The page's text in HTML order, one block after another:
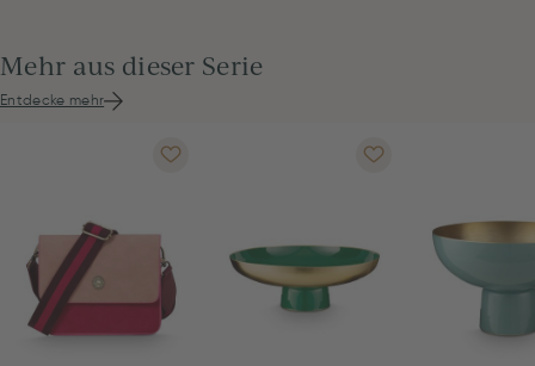
Mehr aus dieser Serie
Entdecke mehr